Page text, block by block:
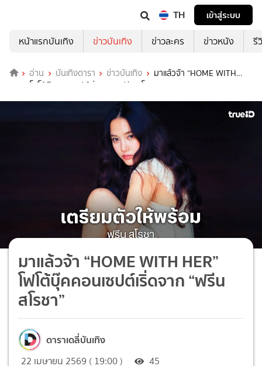
TH
เข้าสู่ระบบ
หน้าแรกบันเทิง
ข่าวบันเทิง ข่าวละคร ข่าวหนัง รี
อ่าน บันเทิงดารา ข่าวบันเทิง
มาแล้วจ้า “HOME WITH
HER” โฟโต้บุ๊คคอนเซปต์เริ่ดจาก “ฟรีน สโรชา”
มาแล้วจ้า “HOME WITH HER”
โฟโต้บุ๊คคอนเซปต์เริ่ดจาก “ฟรีน
สโรชา”
ดาราเดลี่บันเทิง
22 เมษายน 2569 ( 19:00 ) 45